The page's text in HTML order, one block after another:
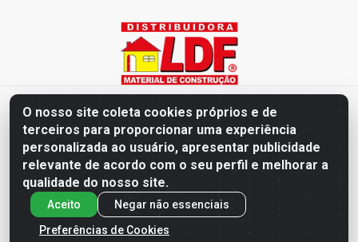
O nosso site coleta cookies próprios e de
terceiros para proporcionar uma experiência
personalizada ao usuário, apresentar publicidade
relevante de acordo com o seu perfil e melhorar a
qualidade do nosso site.
Aceito
Negar não essenciais
Preferências de Cookies
Distribuidora LDF - Av. Presidente Tancredo Neves, 203 – Bairro
dos Ipês, João Pessoa / PB - CEP 58028-840 - CNPJ
02.019.761/0003-82